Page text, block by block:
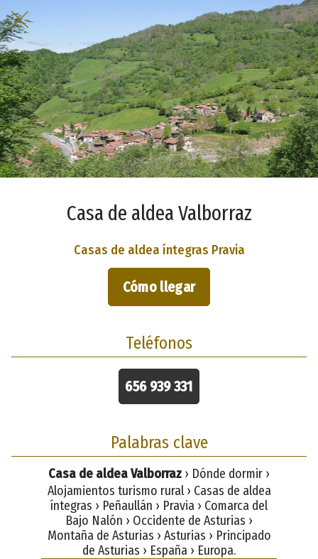
Casa de aldea Valborraz
Casas de aldea íntegras Pravia
Cómo llegar
Teléfonos
656 939 331
Palabras clave
Casa de aldea Valborraz › Dónde dormir ›
Alojamientos turismo rural › Casas de aldea
íntegras › Peñaullán › Pravia › Comarca del
Bajo Nalón › Occidente de Asturias ›
Montaña de Asturias › Asturias › Principado
de Asturias › España › Europa.